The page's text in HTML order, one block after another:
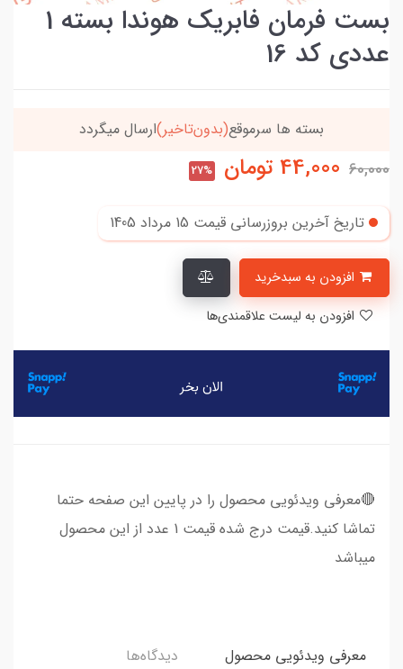
بست فرمان فابریک هوندا بسته 1
عددی کد 16
خریدتو به5میلیون برسون،ارسالت‌رایگانه
60,000
44,000 تومان 27%
تاریخ آخرین بروزرسانی قیمت 15 مرداد 1405
🔴معرفی ویدئویی محصول را در پایین این صفحه حتما
تماشا کنید.قیمت درج شده قیمت 1 عدد از این محصول
میباشد
معرفی ویدئویی محصول دیدگاه‌ها